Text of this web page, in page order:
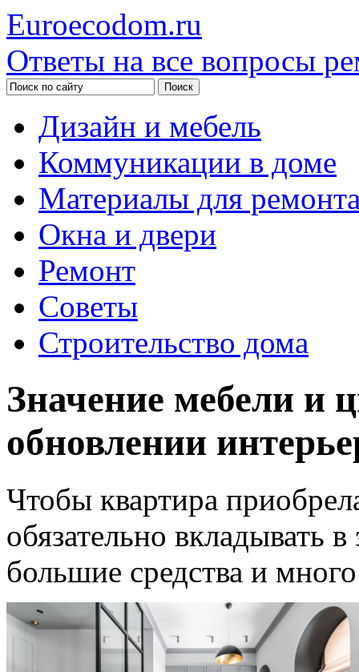
Euroecodom.ru
Ответы на все вопросы
Дизайн и мебель
Коммуникации в доме
Материалы для
Окна и двери
Ремонт
Советы
Строительство дома
Значение мебели и
обновлении
Чтобы квартира
обязательно вкладывать
большие средства и